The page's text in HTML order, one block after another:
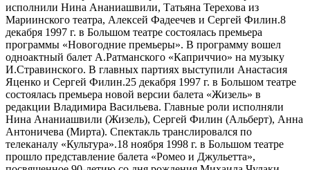
исполнили Нина Ананиашвили, Татьяна Терехова из
Мариинского театра, Алексей Фадеечев и Сергей Филин.8
декабря 1997 г. в Большом театре состоялась премьера
программы «Новогодние премьеры». В программу вошел
одноактный балет А.Ратманского «Каприччио» на музыку
И.Стравинского. В главных партиях выступили Анастасия
Яценко и Сергей Филин.25 декабря 1997 г. в Большом театре
состоялась премьера новой версии балета «Жизель» в
редакции Владимира Васильева. Главные роли исполняли
Нина Ананиашвили (Жизель), Сергей Филин (Альберт), Анна
Антоничева (Мирта). Спектакль транслировался по
телеканалу «Культура».18 ноября 1998 г. в Большом театре
прошло представление балета «Ромео и Джульетта»,